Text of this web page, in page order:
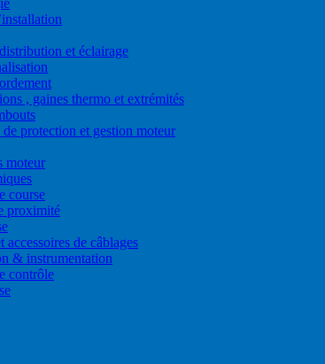
et éclairage
, gaines thermo et extrémités
protection et gestion moteur
moteur
course
proximité
accessoires de câblages
& instrumentation
contrôle